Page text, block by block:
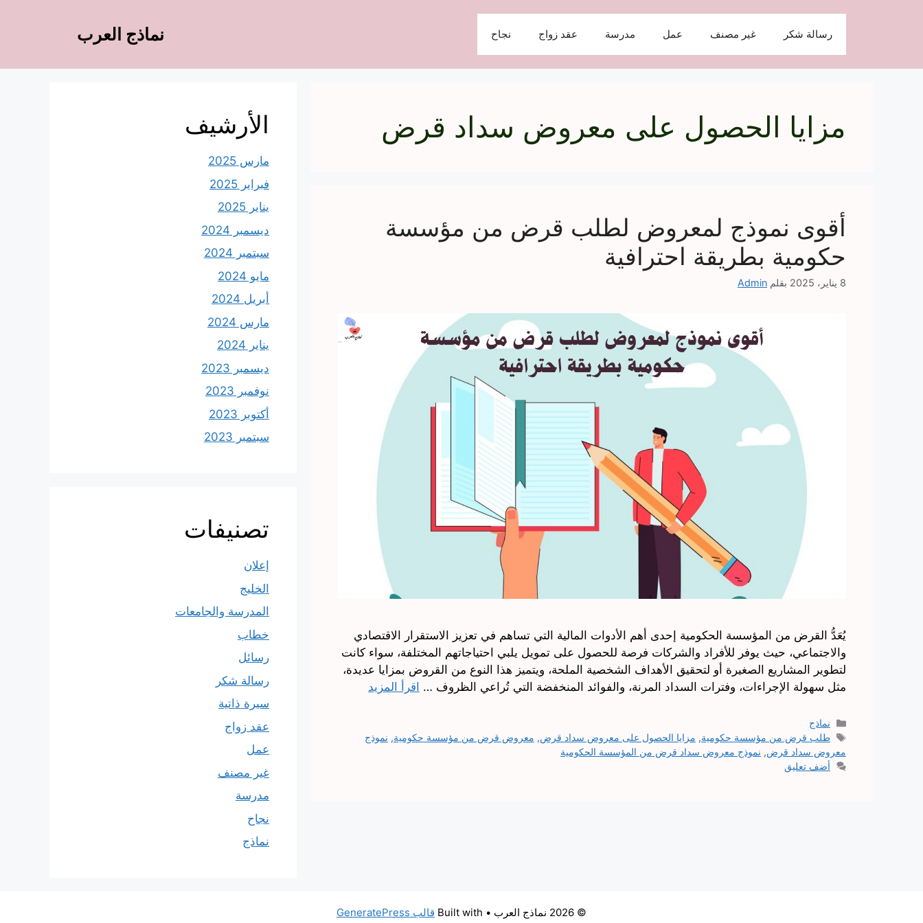
نماذج العرب رسالة شكر غير مصنف عمل مدرسة عقد زواج نجاح
مزايا الحصول على معروض سداد قرض
أقوى نموذج لمعروض لطلب قرض من مؤسسة
حكومية بطريقة احترافية
8 يناير، 2025 بقلم Admin
يُعَدُّ القرض من المؤسسة الحكومية إحدى أهم الأدوات المالية التي تساهم في تعزيز الاستقرار الاقتصادي
والاجتماعي، حيث يوفر للأفراد والشركات فرصة للحصول على تمويل يلبي احتياجاتهم المختلفة، سواء كانت
لتطوير المشاريع الصغيرة أو لتحقيق الأهداف الشخصية الملحة، ويتميز هذا النوع من القروض بمزايا عديدة،
مثل سهولة الإجراءات، وفترات السداد المرنة، والفوائد المنخفضة التي تُراعي الظروف … اقرأ المزيد
التصنيفات
نماذج
الوسوم
طلب قرض من مؤسسة حكومية, مزايا الحصول على معروض سداد قرض, معروض قرض من مؤسسة حكومية, نموذج
معروض سداد قرض, نموذج معروض سداد قرض من المؤسسة الحكومية
أضف تعليق
الأرشيف
مارس 2025
فبراير 2025
يناير 2025
ديسمبر 2024
سبتمبر 2024
مايو 2024
أبريل 2024
مارس 2024
يناير 2024
ديسمبر 2023
نوفمبر 2023
أكتوبر 2023
سبتمبر 2023
تصنيفات
إعلان
الخليج
المدرسة والجامعات
خطاب
رسائل
رسالة شكر
سيرة ذاتية
عقد زواج
عمل
غير مصنف
مدرسة
نجاح
نماذج
© 2026 نماذج العرب • Built with قالب GeneratePress